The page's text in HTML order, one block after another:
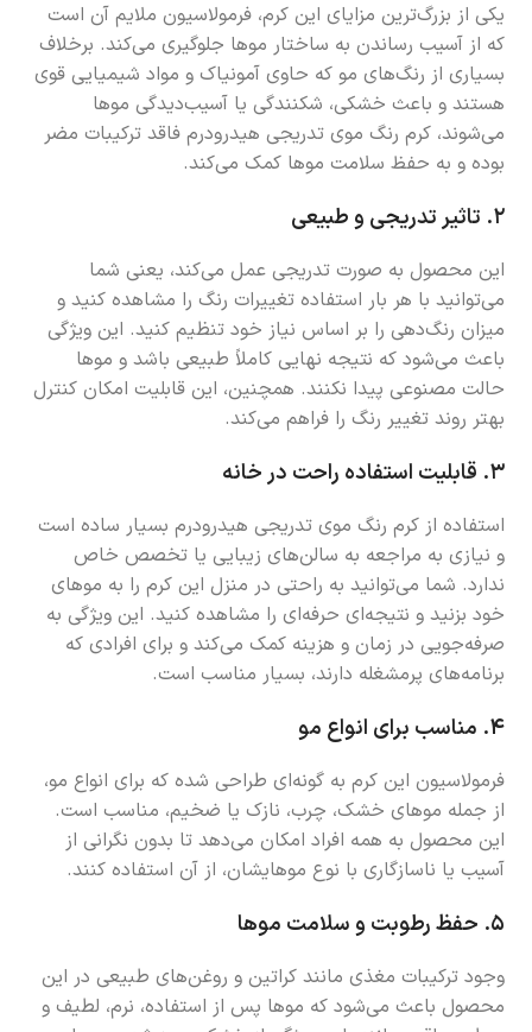
یکی از بزرگ‌ترین مزایای این کرم، فرمولاسیون ملایم آن است
که از آسیب رساندن به ساختار موها جلوگیری می‌کند. برخلاف
بسیاری از رنگ‌های مو که حاوی آمونیاک و مواد شیمیایی قوی
هستند و باعث خشکی، شکنندگی یا آسیب‌دیدگی موها
می‌شوند، کرم رنگ موی تدریجی هیدرودرم فاقد ترکیبات مضر
بوده و به حفظ سلامت موها کمک می‌کند.
۲. تاثیر تدریجی و طبیعی
این محصول به صورت تدریجی عمل می‌کند، یعنی شما
می‌توانید با هر بار استفاده تغییرات رنگ را مشاهده کنید و
میزان رنگ‌دهی را بر اساس نیاز خود تنظیم کنید. این ویژگی
باعث می‌شود که نتیجه نهایی کاملاً طبیعی باشد و موها
حالت مصنوعی پیدا نکنند. همچنین، این قابلیت امکان کنترل
بهتر روند تغییر رنگ را فراهم می‌کند.
۳. قابلیت استفاده راحت در خانه
استفاده از کرم رنگ موی تدریجی هیدرودرم بسیار ساده است
و نیازی به مراجعه به سالن‌های زیبایی یا تخصص خاص
ندارد. شما می‌توانید به راحتی در منزل این کرم را به موهای
خود بزنید و نتیجه‌ای حرفه‌ای را مشاهده کنید. این ویژگی به
صرفه‌جویی در زمان و هزینه کمک می‌کند و برای افرادی که
برنامه‌های پرمشغله دارند، بسیار مناسب است.
۴. مناسب برای انواع مو
فرمولاسیون این کرم به گونه‌ای طراحی شده که برای انواع مو،
از جمله موهای خشک، چرب، نازک یا ضخیم، مناسب است.
این محصول به همه افراد امکان می‌دهد تا بدون نگرانی از
آسیب یا ناسازگاری با نوع موهایشان، از آن استفاده کنند.
۵. حفظ رطوبت و سلامت موها
وجود ترکیبات مغذی مانند کراتین و روغن‌های طبیعی در این
محصول باعث می‌شود که موها پس از استفاده، نرم، لطیف و